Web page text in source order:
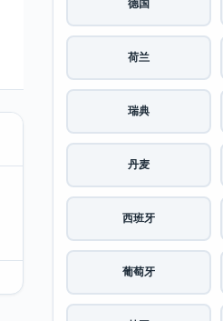
德国
荷兰
瑞典
丹麦
西班牙
葡萄牙